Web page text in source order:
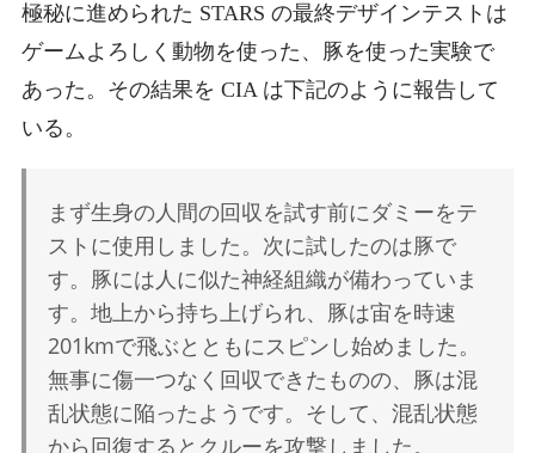
極秘に進められた STARS の最終デザインテストは
ゲームよろしく動物を使った、豚を使った実験で
あった。その結果を CIA は下記のように報告して
いる。
まず生身の人間の回収を試す前にダミーをテ
ストに使用しました。次に試したのは豚で
す。豚には人に似た神経組織が備わっていま
す。地上から持ち上げられ、豚は宙を時速
201kmで飛ぶとともにスピンし始めました。
無事に傷一つなく回収できたものの、豚は混
乱状態に陥ったようです。そして、混乱状態
から回復するとクルーを攻撃しました。